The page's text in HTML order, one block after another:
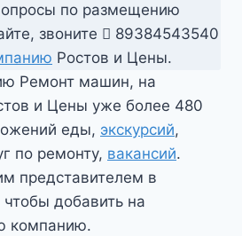
по размещению
звоните
89384543540
Ростов и Цены.
Ремонт машин, на
и Цены уже более 480
еды, экскурсий,
по ремонту, вакансий.
представителем в
добавить на
компанию.